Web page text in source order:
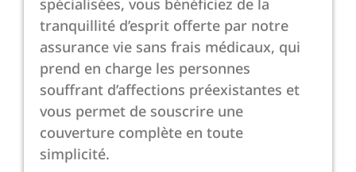
spécialisées, vous bénéficiez de la
tranquillité d’esprit offerte par notre
assurance vie sans frais médicaux, qui
prend en charge les personnes
souffrant d’affections préexistantes et
vous permet de souscrire une
couverture complète en toute
simplicité.